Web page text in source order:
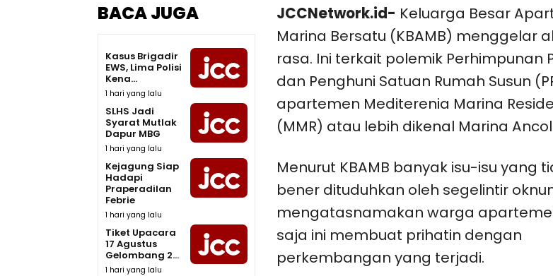
BACA JUGA
Kasus Brigadir
EWS, Lima Polisi
Kena...
1 hari yang lalu
SLHS Jadi
Syarat Mutlak
Dapur MBG
1 hari yang lalu
Kejagung Siap
Hadapi
Praperadilan
Febrie
1 hari yang lalu
Tiket Upacara
17 Agustus
Gelombang 2...
1 hari yang lalu
JCCNetwork.id- Keluarga Besar
Marina Bersatu (KBAMB) menggelar
rasa. Ini terkait polemik Perhimpunan
dan Penghuni Satuan Rumah Susun
apartemen Mediterenia Marina
(MMR) atau lebih dikenal Marina
Menurut KBAMB banyak isu-isu yang
bener dituduhkan oleh segelintir
mengatasnamakan warga
saja ini membuat prihatin dengan
perkembangan yang terjadi.